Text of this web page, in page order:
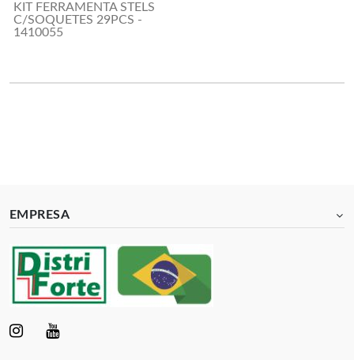
KIT FERRAMENTA STELS
C/SOQUETES 29PCS -
1410055
EMPRESA